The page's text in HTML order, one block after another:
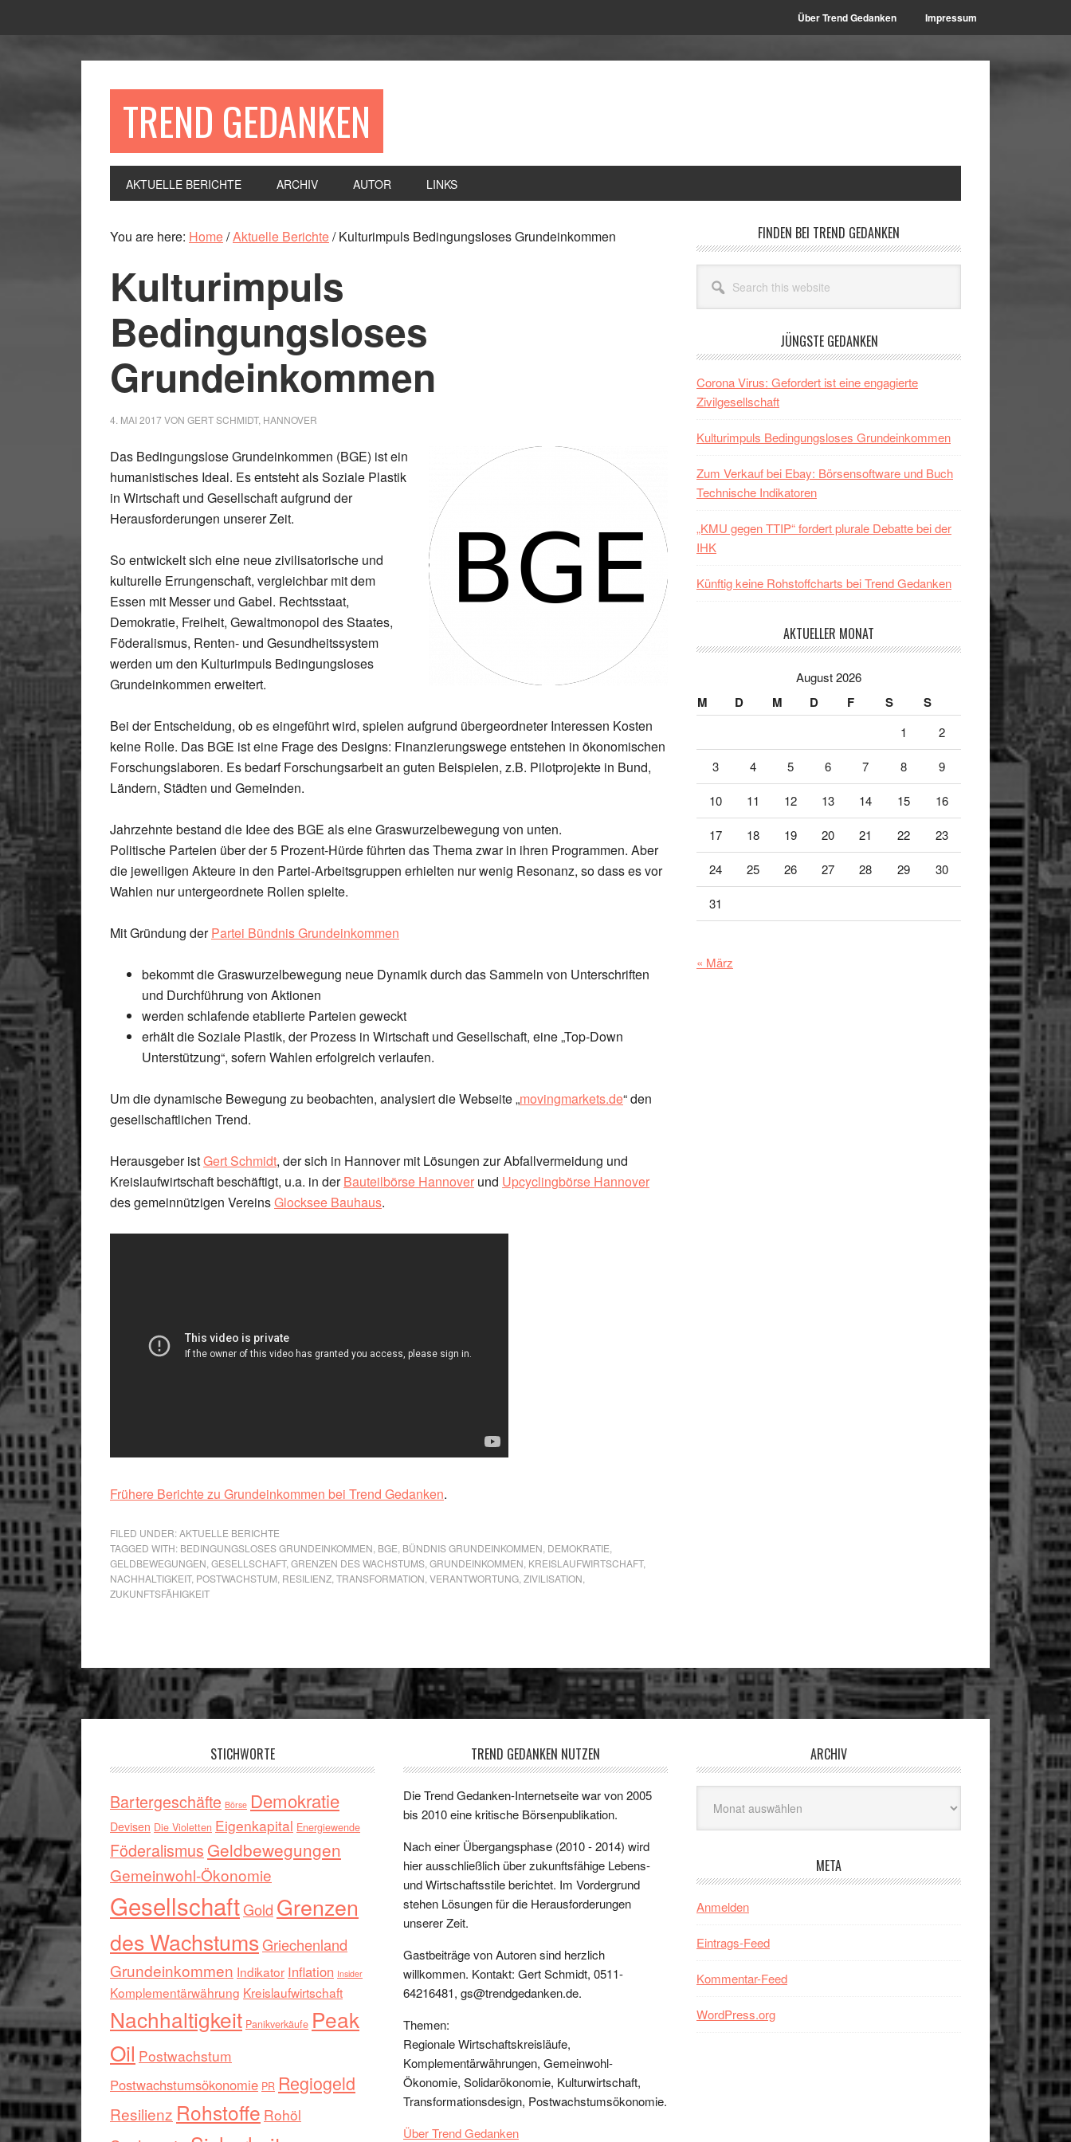
to
to
to
to
Über Trend Gedanken Impressum
TREND GEDANKEN
AKTUELLE BERICHTE ARCHIV AUTOR LINKS
You are here: Home/Aktuelle Berichte/Kulturimpuls Bedingungsloses Grundeinkommen
Kulturimpuls
Bedingungsloses
Grundeinkommen
4. MAI 2017VON GERT SCHMIDT, HANNOVER
Das Bedingungslose Grundeinkommen (BGE) ist ein
humanistisches Ideal. Es entsteht als Soziale Plastik
in Wirtschaft und Gesellschaft aufgrund der
Herausforderungen unserer Zeit.
So entwickelt sich eine neue zivilisatorische und
kulturelle Errungenschaft, vergleichbar mit dem
Essen mit Messer und Gabel. Rechtsstaat,
Demokratie, Freiheit, Gewaltmonopol des Staates,
Föderalismus, Renten- und Gesundheitssystem
werden um den Kulturimpuls Bedingungsloses
Grundeinkommen erweitert.
Bei der Entscheidung, ob es eingeführt wird, spielen aufgrund übergeordneter Interessen Kosten
keine Rolle. Das BGE ist eine Frage des Designs: Finanzierungswege entstehen in ökonomischen
Forschungslaboren. Es bedarf Forschungsarbeit an guten Beispielen, z.B. Pilotprojekte in Bund,
Ländern, Städten und Gemeinden.
Jahrzehnte bestand die Idee des BGE als eine Graswurzelbewegung von unten.
Politische Parteien über der 5 Prozent-Hürde führten das Thema zwar in ihren Programmen. Aber
die jeweiligen Akteure in den Partei-Arbeitsgruppen erhielten nur wenig Resonanz, so dass es vor
Wahlen nur untergeordnete Rollen spielte.
Mit Gründung derPartei Bündnis Grundeinkommen
bekommt die Graswurzelbewegung neue Dynamik durch das Sammeln von Unterschriften
und Durchführung von Aktionen
werden schlafende etablierte Parteien geweckt
erhält die Soziale Plastik, der Prozess in Wirtschaft und Gesellschaft, eine „Top-Down
Unterstützung“, sofern Wahlen erfolgreich verlaufen.
Um die dynamische Bewegung zu beobachten, analysiert die Webseite „movingmarkets.de“ den
gesellschaftlichen Trend.
Herausgeber istGert Schmidt, der sich in Hannover mit Lösungen zur Abfallvermeidung und
Kreislaufwirtschaft beschäftigt, u.a. in derBauteilbörse Hannover und Upcyclingbörse Hannover
des gemeinnützigen VereinsGlocksee Bauhaus.
Frühere Berichte zu Grundeinkommen bei Trend Gedanken.
FILED UNDER:AKTUELLE BERICHTE
TAGGED WITH: BEDINGUNGSLOSES GRUNDEINKOMMEN BGE BÜNDNIS GRUNDEINKOMMEN DEMOKRATIE
GELDBEWEGUNGEN GESELLSCHAFT, GRENZEN DES WACHSTUMS GRUNDEINKOMMEN KREISLAUFWIRTSCHAFT,
NACHHALTIGKEIT, POSTWACHSTUM RESILIENZ TRANSFORMATION VERANTWORTUNG ZIVILISATION
ZUKUNFTSFÄHIGKEIT
Primary
Sidebar
FINDEN BEI TREND GEDANKEN
this
website
JÜNGSTE GEDANKEN
Corona Virus: Gefordert ist eine engagierte
Zivilgesellschaft
Kulturimpuls Bedingungsloses Grundeinkommen
Zum Verkauf bei Ebay: Börsensoftware und Buch
Technische Indikatoren
„KMU gegen TTIP“ fordert plurale Debatte bei der
IHK
Künftig keine Rohstoffcharts bei Trend Gedanken
AKTUELLER MONAT
August 2026
M D M D F S S
1 2
3 4 5 6 7 8 9
10 11 12 13 14 15 16
17 18 19 20 21 22 23
24 25 26 27 28 29 30
31
« März
STICHWORTE
Bartergeschäfte Börse Demokratie
Devisen Die Violetten Eigenkapital Energiewende
Föderalismus Geldbewegungen
Gemeinwohl-Ökonomie
GesellschaftGold Grenzen
des WachstumsGriechenland
Grundeinkommen Indikator Inflation Insider
Komplementärwährung Kreislaufwirtschaft
Nachhaltigkeit Panikverkäufe Peak
Oil Postwachstum
Postwachstumsökonomie PR Regiogeld
Resilienz Rohstoffe Rohöl
TREND GEDANKEN NUTZEN
Die Trend Gedanken-Internetseite war von 2005
bis 2010 eine kritische Börsenpublikation.
Nach einer Übergangsphase (2010 - 2014) wird
hier ausschließlich über zukunftsfähige Lebens-
und Wirtschaftsstile berichtet. Im Vordergrund
stehen Lösungen für die Herausforderungen
unserer Zeit.
Gastbeiträge von Autoren sind herzlich
willkommen. Kontakt: Gert Schmidt, 0511-
64216481, gs@trendgedanken.de.
Themen:
Regionale Wirtschaftskreisläufe,
Komplementärwährungen, Gemeinwohl-
Ökonomie, Solidarökonomie, Kulturwirtschaft,
Transformationsdesign, Postwachstumsökonomie.
Über Trend Gedanken
ARCHIV
META
Anmelden
Eintrags-Feed
Kommentar-Feed
WordPress.org